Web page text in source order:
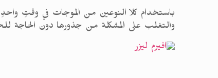
باستخدام كلا النوعين من الموجات في وقتٍ
والتغلب على المشكلة من جذورها دون